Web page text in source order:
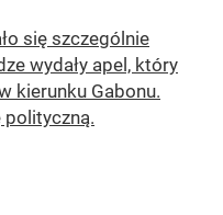
się szczególnie
wydały apel, który
kierunku Gabonu.
polityczną.